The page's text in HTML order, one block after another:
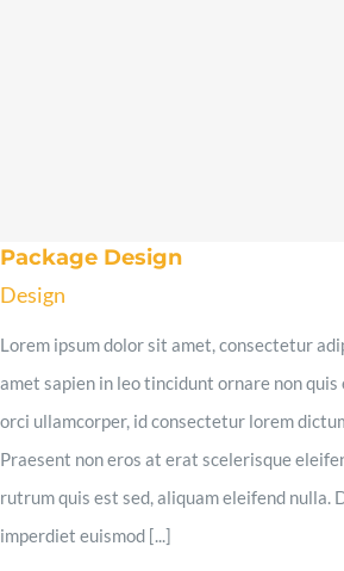
Package Design
Design
Lorem ipsum dolor sit amet, consectetur
amet sapien in leo tincidunt ornare non quis
orci ullamcorper, id consectetur lorem
Praesent non eros at erat scelerisque
rutrum quis est sed, aliquam eleifend nulla.
imperdiet euismod [...]